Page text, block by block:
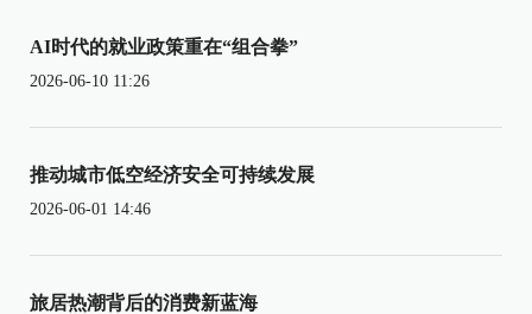
AI时代的就业政策重在“组合拳”
2026-06-10 11:26
推动城市低空经济安全可持续发展
2026-06-01 14:46
旅居热潮背后的消费新蓝海